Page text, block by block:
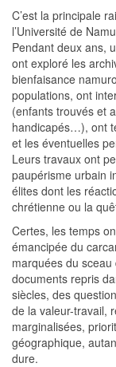
C’est la principale
l’Université de
Pendant deux ans,
ont exploré les
bienfaisance
populations, ont
(enfants trouvés et
handicapés…), ont
et les éventuelles
Leurs travaux ont
paupérisme urbain
élites dont les
chrétienne ou la
Certes, les temps
émancipée du
marquées du
documents repris
siècles, des
de la valeur-travail,
marginalisées,
géographique,
dure.